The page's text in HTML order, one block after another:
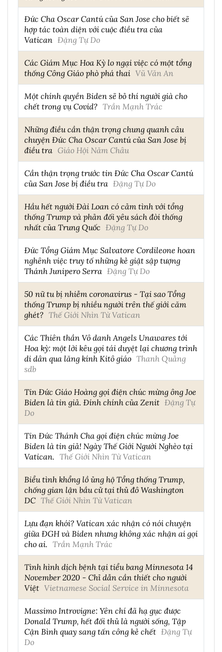
Đức Cha Oscar Cantú của San Jose cho biết sẽ
hợp tác toàn diện với cuộc điều tra của
Vatican Đặng Tự Do
Các Giám Mục Hoa Kỳ lo ngại việc có một tổng
thống Công Giáo phò phá thai Vũ Văn An
Một chính quyền Biden sẽ bỏ thí người già cho
chết trong vụ Covid? Trần Mạnh Trác
Những điều cần thận trọng chung quanh câu
chuyện Đức Cha Oscar Cantú của San Jose bị
điều tra Giáo Hội Năm Châu
Cần thận trọng trước tin Đức Cha Oscar Cantú
của San Jose bị điều tra Đặng Tự Do
Hầu hết người Đài Loan có cảm tình với tổng
thống Trump và phản đối yêu sách đòi thống
nhất của Trung Quốc Đặng Tự Do
Đức Tổng Giám Mục Salvatore Cordileone hoan
nghênh việc truy tố những kẻ giật sập tượng
Thánh Junipero Serra Đặng Tự Do
50 nữ tu bị nhiễm coronavirus - Tại sao Tổng
thống Trump bị nhiều người trên thế giới căm
ghét? Thế Giới Nhìn Từ Vatican
Các Thiên thần Vô danh Angels Unawares tới
Hoa kỳ: một lời kêu gọi tái duyệt lại chương trình
di dân qua lăng kính Kitô giáo Thanh Quảng
sdb
Tin Đức Giáo Hoàng gọi điện chúc mừng ông Joe
Biden là tin giả. Đính chính của Zenit Đặng Tự
Do
Tin Đức Thánh Cha gọi điện chúc mừng Joe
Biden là tin giả! Ngày Thế Giới Người Nghèo tại
Vatican. Thế Giới Nhìn Từ Vatican
Biểu tình khổng lồ ủng hộ Tổng thống Trump,
chống gian lận bầu cử tại thủ đô Washington
DC Thế Giới Nhìn Từ Vatican
Lựu đạn khói? Vatican xác nhận có nói chuyện
giữa ĐGH và Biden nhưng không xác nhận ai gọi
cho ai. Trần Mạnh Trác
Tình hình dịch bệnh tại tiểu bang Minnesota 14
November 2020 - Chỉ dẫn cần thiết cho người
Việt Vietnamese Social Service in Minnesota
Massimo Introvigne: Yên chí đã hạ gục được
Donald Trump, hết đối thủ là người sống, Tập
Cận Bình quay sang tấn công kẻ chết Đặng Tự
Do